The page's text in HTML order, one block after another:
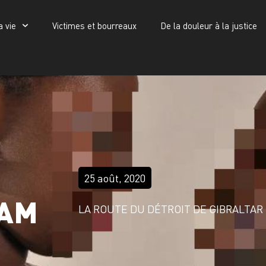
vie Victimes et bourreaux De la douleur à la justice
25 août, 2020
LA ROUTE DU DÉTROIT DE GIBRALTAR